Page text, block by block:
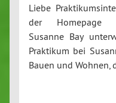
Liebe
der Homepage
Susanne Bay
Praktikum bei
Bauen und Wohnen,